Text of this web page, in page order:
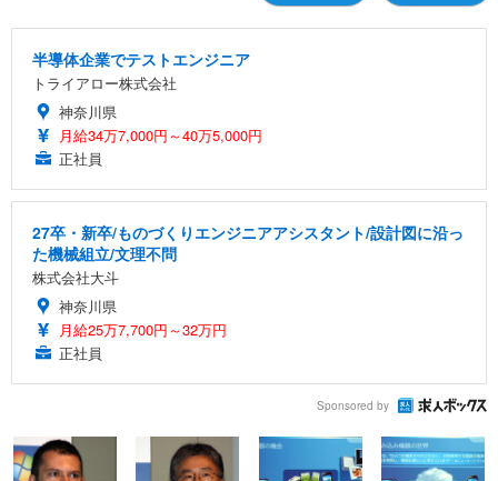
半導体企業でテストエンジニア
トライアロー株式会社
神奈川県
月給34万7,000円～40万5,000円
正社員
27卒・新卒/ものづくりエンジニアアシスタント/設計図に沿っ
た機械組立/文理不問
株式会社大斗
神奈川県
月給25万7,700円～32万円
正社員
Sponsored by